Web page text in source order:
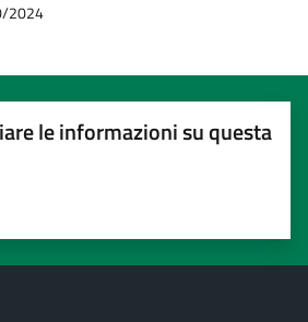
2024
le informazioni su questa
5 stelle su 5
su 5
su 5
5